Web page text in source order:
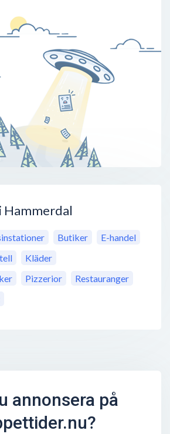
Hammerdal
Butiker
E-handel
Kläder
Pizzerior
Restauranger
annonsera på